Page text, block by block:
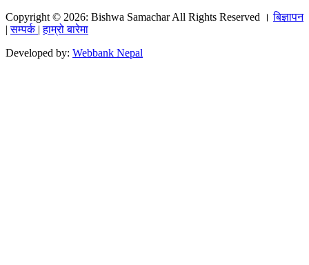
Copyright © 2026: Bishwa Samachar All Rights Reserved ।बिज्ञापन
|सम्पर्क |हाम्रो बारेमा
Developed by: Webbank Nepal